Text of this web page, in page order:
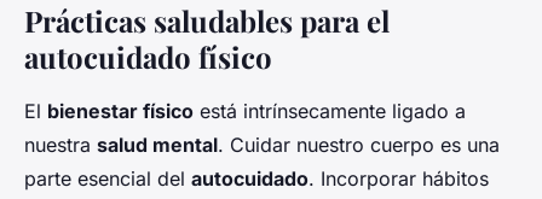
Prácticas saludables para el
autocuidado físico
El bienestar físico está intrínsecamente ligado a
nuestra salud mental. Cuidar nuestro cuerpo es una
parte esencial del autocuidado. Incorporar hábitos